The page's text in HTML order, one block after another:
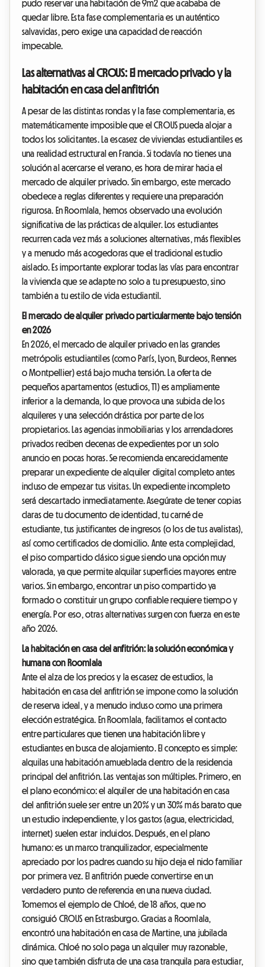
pudo reservar una habitación de 9m2 que acababa de
quedar libre. Esta fase complementaria es un auténtico
salvavidas, pero exige una capacidad de reacción
impecable.
Las alternativas al CROUS: El mercado privado y la
habitación en casa del anfitrión
A pesar de las distintas rondas y la fase complementaria, es
matemáticamente imposible que el CROUS pueda alojar a
todos los solicitantes. La escasez de viviendas estudiantiles es
una realidad estructural en Francia. Si todavía no tienes una
solución al acercarse el verano, es hora de mirar hacia el
mercado de alquiler privado. Sin embargo, este mercado
obedece a reglas diferentes y requiere una preparación
rigurosa. En Roomlala, hemos observado una evolución
significativa de las prácticas de alquiler. Los estudiantes
recurren cada vez más a soluciones alternativas, más flexibles
y a menudo más acogedoras que el tradicional estudio
aislado. Es importante explorar todas las vías para encontrar
la vivienda que se adapte no solo a tu presupuesto, sino
también a tu estilo de vida estudiantil.
El mercado de alquiler privado particularmente bajo tensión
en 2026
En 2026, el mercado de alquiler privado en las grandes
metrópolis estudiantiles (como París, Lyon, Burdeos, Rennes
o Montpellier) está bajo mucha tensión. La oferta de
pequeños apartamentos (estudios, T1) es ampliamente
inferior a la demanda, lo que provoca una subida de los
alquileres y una selección drástica por parte de los
propietarios. Las agencias inmobiliarias y los arrendadores
privados reciben decenas de expedientes por un solo
anuncio en pocas horas. Se recomienda encarecidamente
preparar un expediente de alquiler digital completo antes
incluso de empezar tus visitas. Un expediente incompleto
será descartado inmediatamente. Asegúrate de tener copias
claras de tu documento de identidad, tu carné de
estudiante, tus justificantes de ingresos (o los de tus avalistas),
así como certificados de domicilio. Ante esta complejidad,
el piso compartido clásico sigue siendo una opción muy
valorada, ya que permite alquilar superficies mayores entre
varios. Sin embargo, encontrar un piso compartido ya
formado o constituir un grupo confiable requiere tiempo y
energía. Por eso, otras alternativas surgen con fuerza en este
año 2026.
La habitación en casa del anfitrión: la solución económica y
humana con Roomlala
Ante el alza de los precios y la escasez de estudios, la
habitación en casa del anfitrión se impone como la solución
de reserva ideal, y a menudo incluso como una primera
elección estratégica. En Roomlala, facilitamos el contacto
entre particulares que tienen una habitación libre y
estudiantes en busca de alojamiento. El concepto es simple:
alquilas una habitación amueblada dentro de la residencia
principal del anfitrión. Las ventajas son múltiples. Primero, en
el plano económico: el alquiler de una habitación en casa
del anfitrión suele ser entre un 20% y un 30% más barato que
un estudio independiente, y los gastos (agua, electricidad,
internet) suelen estar incluidos. Después, en el plano
humano: es un marco tranquilizador, especialmente
apreciado por los padres cuando su hijo deja el nido familiar
por primera vez. El anfitrión puede convertirse en un
verdadero punto de referencia en una nueva ciudad.
Tomemos el ejemplo de Chloé, de 18 años, que no
consiguió CROUS en Estrasburgo. Gracias a Roomlala,
encontró una habitación en casa de Martine, una jubilada
dinámica. Chloé no solo paga un alquiler muy razonable,
sino que también disfruta de una casa tranquila para estudiar,